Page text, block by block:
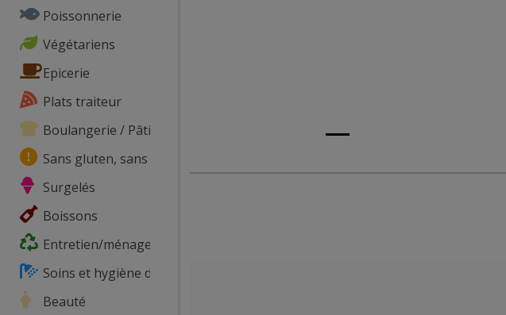
Poissonnerie
Végétariens
Epicerie
Plats traiteur
Boulangerie / Pâtisserie
Sans gluten, sans lactose, ...
Surgelés
Boissons
Entretien/ménage
Soins et hygiène du corps
Beauté